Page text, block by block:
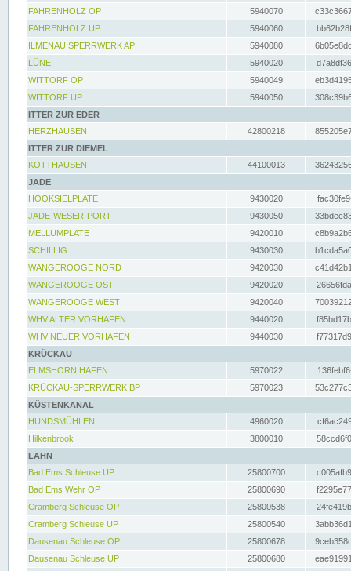
FAHRENHOLZ OP
5940070
FAHRENHOLZ UP
5940060
ILMENAU SPERRWERK AP
5940080
LÜNE
5940020
WITTORF OP
5940049
WITTORF UP
5940050
ITTER ZUR EDER
HERZHAUSEN
42800218
ITTER ZUR DIEMEL
KOTTHAUSEN
44100013
JADE
HOOKSIELPLATE
9430020
JADE-WESER-PORT
9430050
MELLUMPLATE
9420010
SCHILLIG
9430030
WANGEROOGE NORD
9420030
WANGEROOGE OST
9420020
WANGEROOGE WEST
9420040
WHV ALTER VORHAFEN
9440020
WHV NEUER VORHAFEN
9440030
KRÜCKAU
ELMSHORN HAFEN
5970022
KRÜCKAU-SPERRWERK BP
5970023
KÜSTENKANAL
HUNDSMÜHLEN
4960020
Hilkenbrook
3800010
LAHN
Bad Ems Schleuse UP
25800700
Bad Ems Wehr OP
25800690
Cramberg Schleuse OP
25800538
Cramberg Schleuse UP
25800540
Dausenau Schleuse OP
25800678
Dausenau Schleuse UP
25800680